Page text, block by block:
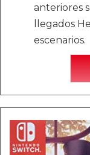
anteriores
llegados
escenarios.